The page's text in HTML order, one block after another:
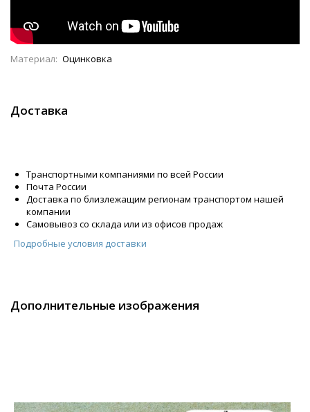
Материал: Оцинковка
Доставка
Транспортными компаниями по всей России
Почта России
Доставка по близлежащим регионам транспортом нашей
компании
Самовывоз со склада или из офисов продаж
Подробные условия доставки
Дополнительные изображения